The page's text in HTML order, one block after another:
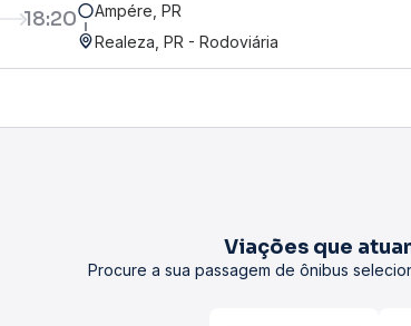
18:20
Ampére, PR
Realeza, PR - Rodoviária
Viações que
Procure a sua passagem de ônibus